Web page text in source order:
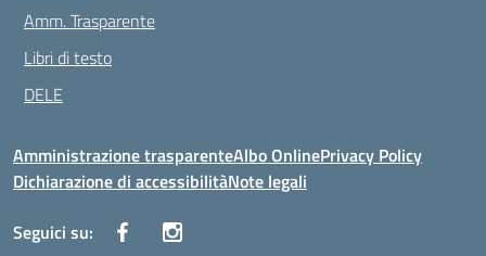
Amm. Trasparente
Libri di testo
DELE
Amministrazione trasparenteAlbo OnlinePrivacy Policy
Dichiarazione di accessibilitàNote legali
Seguici su: